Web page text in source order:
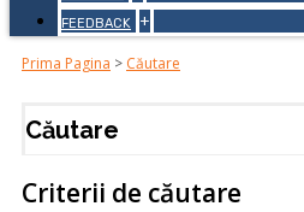
FEEDBACK +
Prima Pagina > Căutare
Căutare
Criterii de căutare